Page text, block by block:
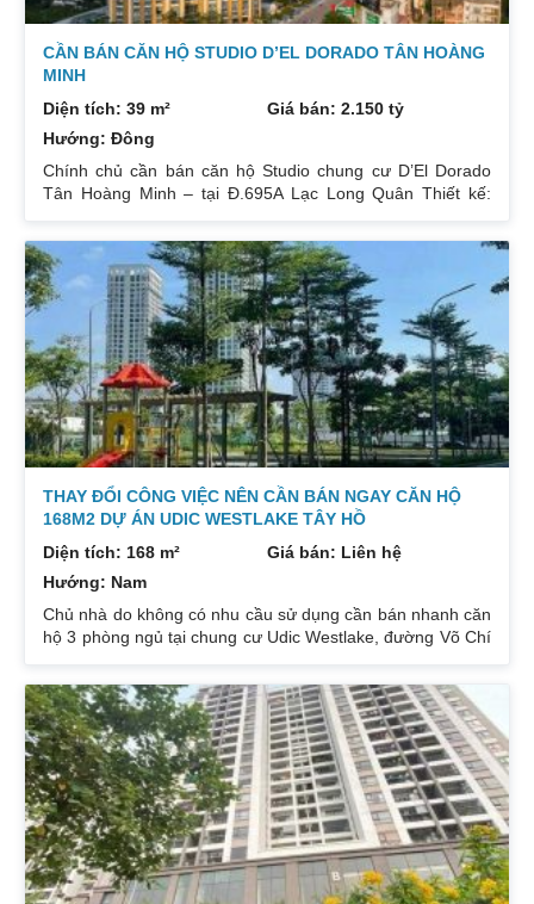
CẦN BÁN CĂN HỘ STUDIO D’EL DORADO TÂN HOÀNG
MINH
Diện tích: 39 m²
Giá bán: 2.150 tỷ
Hướng: Đông
Chính chủ cần bán căn hộ Studio chung cư D’El Dorado
Tân Hoàng Minh – tại Đ.695A Lạc Long Quân Thiết kế:
Tầng: 9 (toà E1 0917) Giá: 2,150 tỷ bao phí. Hướng cửa:
Đông Nam Ban công: Tây Bắc Liên hệ : 0832133366
THAY ĐỔI CÔNG VIỆC NÊN CẦN BÁN NGAY CĂN HỘ
168M2 DỰ ÁN UDIC WESTLAKE TÂY HỒ
Diện tích: 168 m²
Giá bán: Liên hệ
Hướng: Nam
Chủ nhà do không có nhu cầu sử dụng cần bán nhanh căn
hộ 3 phòng ngủ tại chung cư Udic Westlake, đường Võ Chí
hộ thuộc Tòa A. Ưu điểm: Tòa nhà ngay gần cổng vào tiện
đi lại rất tiện, có máy tập thể dục ngay dưới sân. Tòa nhà
chỉ có 17 tầng mật độ dân thấp nhất trong 3 tòa, ở từ tầng
4, chỉ có 4 căn hộ/sàn. Căn hộ đang bán